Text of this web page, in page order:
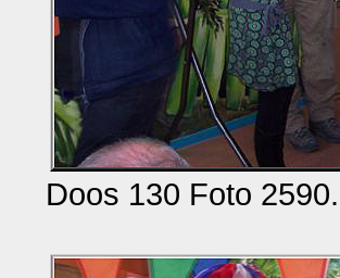
Doos 130 Foto